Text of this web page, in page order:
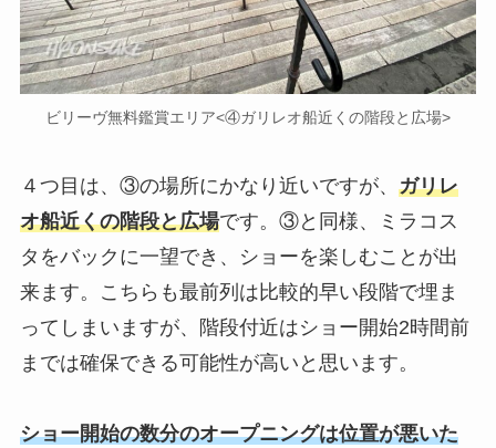
ビリーヴ無料鑑賞エリア<④ガリレオ船近くの階段と広場>
４つ目は、③の場所にかなり近いですが、 ガリレ
オ船近くの階段と広場です。③と同様、ミラコス
タをバックに一望でき、ショーを楽しむことが出
来ます。こちらも最前列は比較的早い段階で埋ま
ってしまいますが、階段付近はショー開始2時間前
までは確保できる可能性が高いと思います。
ショー開始の数分のオープニングは位置が悪いた